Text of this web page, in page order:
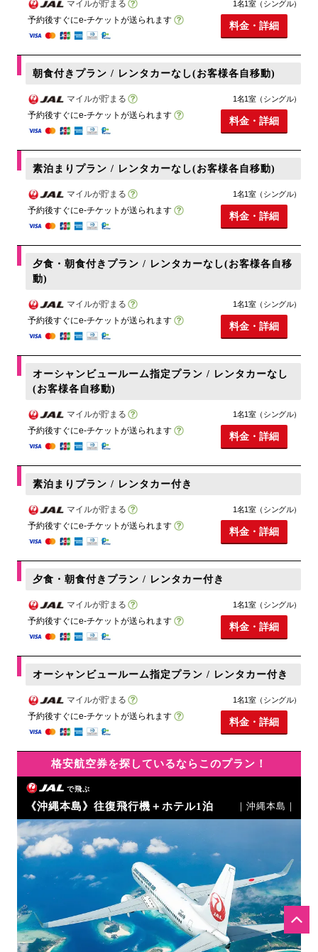
マイルが貯まる
予約後すぐにe-チケットが送られます
1名1室（シングル）
料金・詳細
朝食付きプラン / レンタカーなし(お客様各自移動)
マイルが貯まる
予約後すぐにe-チケットが送られます
1名1室（シングル）
料金・詳細
素泊まりプラン / レンタカーなし(お客様各自移動)
マイルが貯まる
予約後すぐにe-チケットが送られます
1名1室（シングル）
料金・詳細
夕食・朝食付きプラン / レンタカーなし(お客様各自移
動)
マイルが貯まる
予約後すぐにe-チケットが送られます
1名1室（シングル）
料金・詳細
オーシャンビュールーム指定プラン / レンタカーなし
(お客様各自移動)
マイルが貯まる
予約後すぐにe-チケットが送られます
1名1室（シングル）
料金・詳細
素泊まりプラン / レンタカー付き
マイルが貯まる
予約後すぐにe-チケットが送られます
1名1室（シングル）
料金・詳細
夕食・朝食付きプラン / レンタカー付き
マイルが貯まる
予約後すぐにe-チケットが送られます
1名1室（シングル）
料金・詳細
オーシャンビュールーム指定プラン / レンタカー付き
マイルが貯まる
予約後すぐにe-チケットが送られます
1名1室（シングル）
料金・詳細
格安航空券を探しているならこのプラン！
で飛ぶ
《沖縄本島》往復飛行機＋ホテル1泊 ｜沖縄本島｜